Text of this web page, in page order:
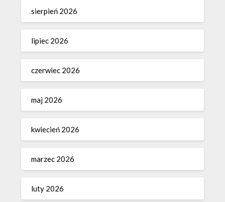
sierpień 2026
lipiec 2026
czerwiec 2026
maj 2026
kwiecień 2026
marzec 2026
luty 2026